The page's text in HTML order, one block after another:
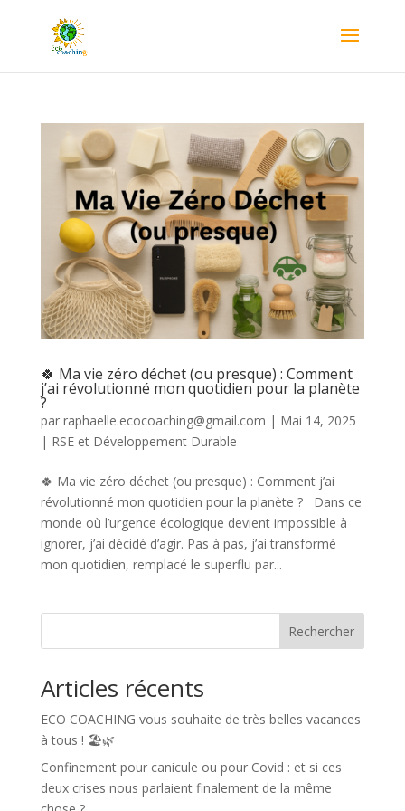
🍀 Ma vie zéro déchet (ou presque) : Comment
j’ai révolutionné mon quotidien pour la planète
?
par raphaelle.ecocoaching@gmail.com | Mai 14, 2025
| RSE et Développement Durable
🍀 Ma vie zéro déchet (ou presque) : Comment j’ai
révolutionné mon quotidien pour la planète ? Dans ce
monde où l’urgence écologique devient impossible à
ignorer, j’ai décidé d’agir. Pas à pas, j’ai transformé
mon quotidien, remplacé le superflu par...
Rechercher
Articles récents
ECO COACHING vous souhaite de très belles vacances
à tous ! 🏖️🌿
Confinement pour canicule ou pour Covid : et si ces
deux crises nous parlaient finalement de la même